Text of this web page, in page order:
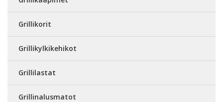
Grillikorit
Grillikylkikehikot
Grillilastat
Grillinalusmatot